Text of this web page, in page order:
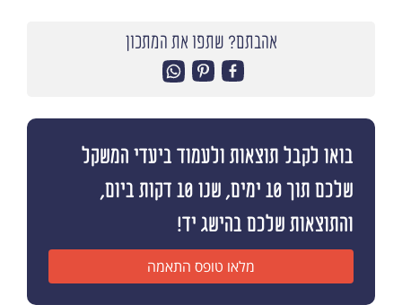
אהבתם? שתפו את המתכון
בואו לקבל תוצאות ולעמוד ביעדי המשקל
שלכם תוך 10 ימים, שנו 10 דקות ביום,
והתוצאות שלכם בהישג יד!
מלאו טופס התאמה